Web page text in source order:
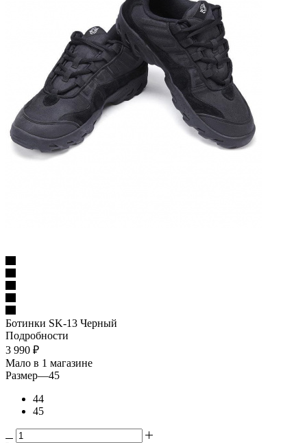
Ботинки SK-13 Черный
Подробности
3 990 ₽
Мало в 1 магазине
Размер—45
44
45